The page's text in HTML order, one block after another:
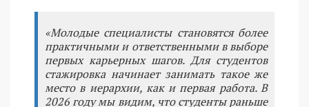
«Молодые специалисты становятся более
практичными и ответственными в выборе
первых карьерных шагов. Для студентов
стажировка начинает занимать такое же
место в иерархии, как и первая работа. В
2026 году мы видим, что студенты раньше